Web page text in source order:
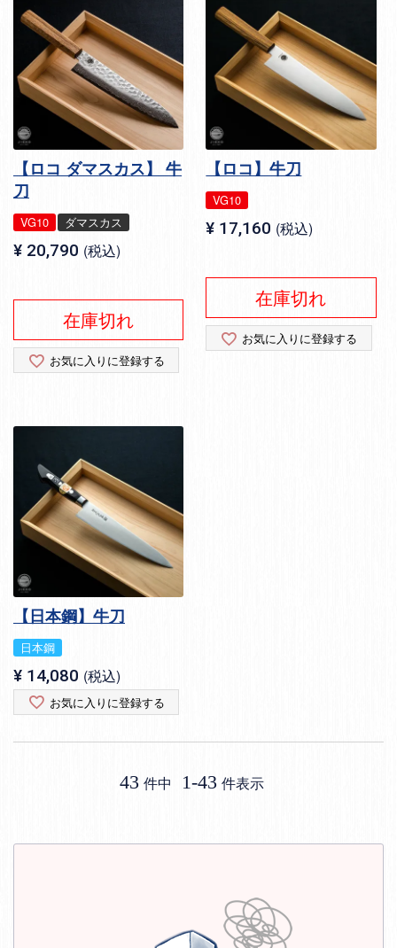
【ロコ ダマスカス】 牛
刀
VG10 ダマスカス
¥ 20,790 税込
在庫切れ
お気に入りに登録する
【ロコ】牛刀
VG10
¥ 17,160 税込
在庫切れ
お気に入りに登録する
【日本鋼】牛刀
日本鋼
¥ 14,080 税込
お気に入りに登録する
43 件中 1-43 件表示